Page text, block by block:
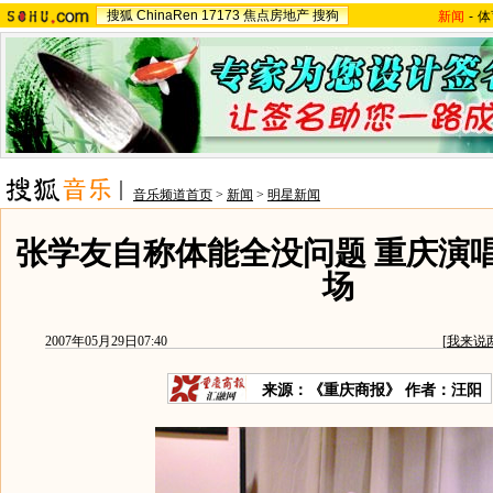
搜狐 ChinaRen 17173 焦点房地产 搜狗 新闻 -
音乐频道首页 > 新闻 > 明星新闻
张学友自称体能全没问题 重庆演
场
2007年05月29日07:40 [我来说
来源：《重庆商报》 作者：汪阳